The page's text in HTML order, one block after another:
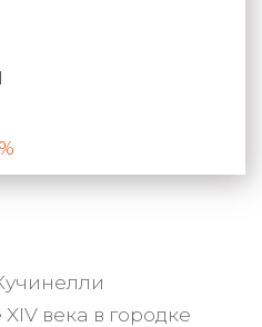
века в городке